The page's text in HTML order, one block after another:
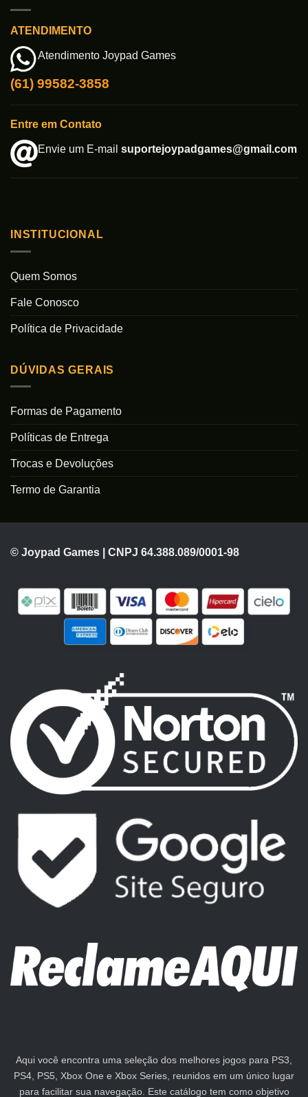
ATENDIMENTO
Atendimento Joypad Games
(61) 99582-3858
Entre em Contato
Envie um E-mail suportejoypadgames@gmail.com
INSTITUCIONAL
Quem Somos
Fale Conosco
Política de Privacidade
DÚVIDAS GERAIS
Formas de Pagamento
Políticas de Entrega
Trocas e Devoluções
Termo de Garantia
© Joypad Games | CNPJ 64.388.089/0001-98
Aqui você encontra uma seleção dos melhores jogos para PS3,
PS4, PS5, Xbox One e Xbox Series, reunidos em um único lugar
para facilitar sua navegação. Este catálogo tem como objetivo